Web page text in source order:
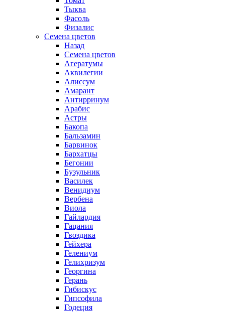
Тыква
Фасоль
Физалис
Семена цветов
Назад
Семена цветов
Агератумы
Аквилегии
Алиссум
Амарант
Антирринум
Арабис
Астры
Бакопа
Бальзамин
Барвинок
Бархатцы
Бегонии
Бузульник
Василек
Венидиум
Вербена
Виола
Гайлардия
Гацания
Гвоздика
Гейхера
Гелениум
Гелихризум
Георгина
Герань
Гибискус
Гипсофила
Годеция